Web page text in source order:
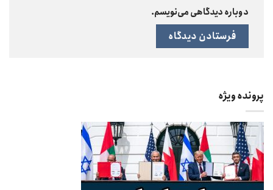
دوباره دیدگاهی می‌نویسم.
پرونده ویژه